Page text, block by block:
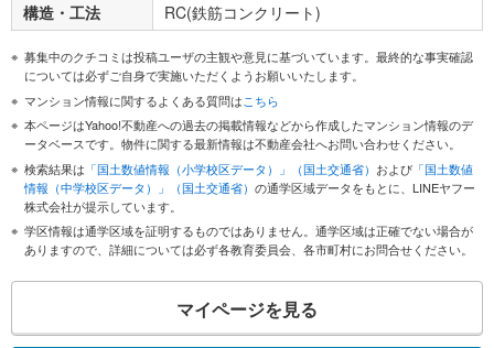
構造・工法
RC(鉄筋コンクリート)
募集中のクチコミは投稿ユーザの主観や意見に基づいています。最終的な事実確認
については必ずご自身で実施いただくようお願いいたします。
マンション情報に関するよくある質問はこちら
本ページはYahoo!不動産への過去の掲載情報などから作成したマンション情報のデ
ータベースです。物件に関する最新情報は不動産会社へお問い合わせください。
検索結果は 「国土数値情報（小学校区データ）」（国土交通省） および 「国土数値
情報（中学校区データ）」（国土交通省） の通学区域データをもとに、LINEヤフー
株式会社が提示しています。
学区情報は通学区域を証明するものではありません。通学区域は正確でない場合が
ありますので、詳細については必ず各教育委員会、各市町村にお問合せください。
マイページを見る